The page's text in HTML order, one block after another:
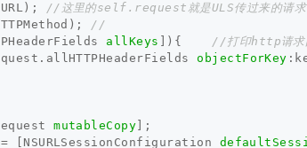
URL );
//这里的self.request就是ULS传过来的请求体
);
//
allKeys ]){
//打印http请求
. allHTTPHeaderFields objectForKey :
mutableCopy ];
= NSURLSessionConfiguration